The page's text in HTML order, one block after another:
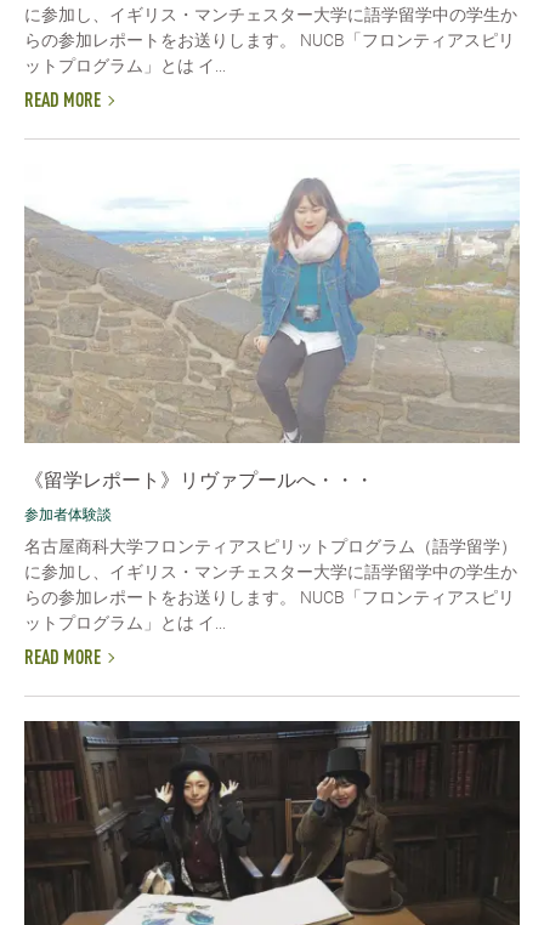
に参加し、イギリス・マンチェスター大学に語学留学中の学生か
らの参加レポートをお送りします。 NUCB「フロンティアスピリ
ットプログラム」とは イ...
READ MORE
《留学レポート》リヴァプールへ・・・
参加者体験談
名古屋商科大学フロンティアスピリットプログラム（語学留学）
に参加し、イギリス・マンチェスター大学に語学留学中の学生か
らの参加レポートをお送りします。 NUCB「フロンティアスピリ
ットプログラム」とは イ...
READ MORE